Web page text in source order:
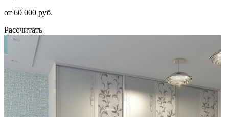
от 60 000 руб.
Рассчитать